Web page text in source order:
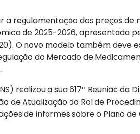
a regulamentação dos preços
de 2025-2026, apresentada
O novo modelo também deve
do Mercado de
realizou a sua 617ª Reunião da
Atualização do Rol de
de informes sobre o Plano de